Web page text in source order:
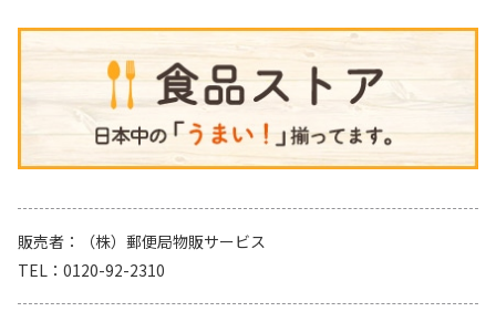
販売者
（株）郵便局物販サービス
TEL
0120-92-2310